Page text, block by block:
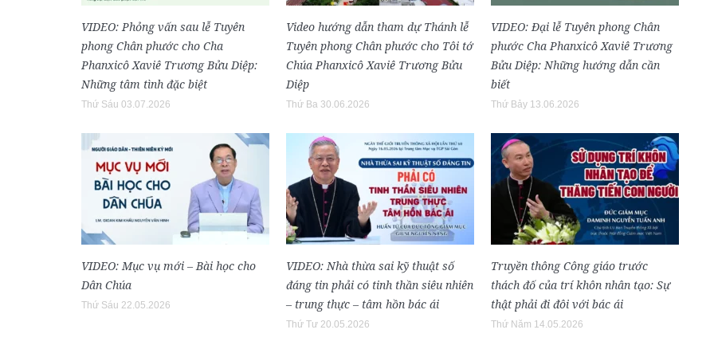
VIDEO: Phỏng vấn sau lễ Tuyên
phong Chân phước cho Cha
Phanxicô Xaviê Trương Bửu Diệp:
Những tâm tình đặc biệt
Thứ Sáu 03.07.2026
Video hướng dẫn tham dự Thánh lễ
Tuyên phong Chân phước cho Tôi tớ
Chúa Phanxicô Xaviê Trương Bửu
Diệp
Thứ Ba 30.06.2026
VIDEO: Đại lễ Tuyên phong Chân
phước Cha Phanxicô Xaviê Trương
Bửu Diệp: Những hướng dẫn cần
biết
Thứ Bảy 13.06.2026
VIDEO: Mục vụ mới – Bài học cho
Dân Chúa
Thứ Sáu 22.05.2026
VIDEO: Nhà thừa sai kỹ thuật số
đáng tin phải có tinh thần siêu nhiên
– trung thực – tâm hồn bác ái
Thứ Tư 20.05.2026
Truyền thông Công giáo trước
thách đố của trí khôn nhân tạo: Sự
thật phải đi đôi với bác ái
Thứ Năm 14.05.2026